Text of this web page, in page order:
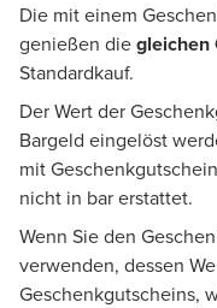
Die mit einem
genießen diegleichen
Standardkauf.
Der Wert der
Bargeld eingelöst
mit
nicht in bar erstattet.
Wenn Sie den
verwenden, dessen
Geschenkgutscheins,